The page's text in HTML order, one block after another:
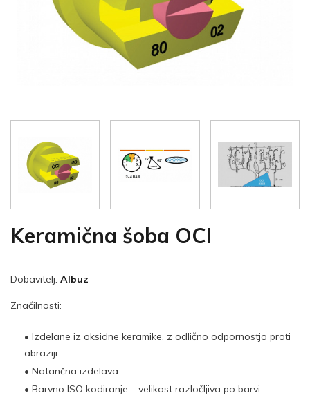
Keramična šoba OCI
Dobavitelj: Albuz
Značilnosti:
• Izdelane iz oksidne keramike, z odlično odpornostjo proti
abraziji
• Natančna izdelava
• Barvno ISO kodiranje – velikost razločljiva po barvi